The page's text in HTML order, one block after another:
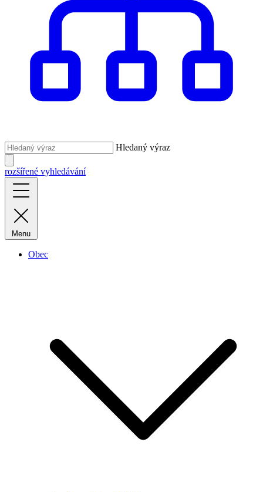
Hledaný výraz
rozšířené vyhledávání
Menu
Obec